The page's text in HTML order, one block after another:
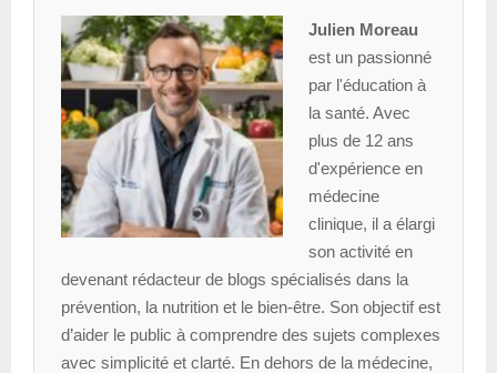
Julien Moreau
est un passionné
par l'éducation à
la santé. Avec
plus de 12 ans
d'expérience en
médecine
clinique, il a élargi
son activité en
devenant rédacteur de blogs spécialisés dans la
prévention, la nutrition et le bien-être. Son objectif est
d’aider le public à comprendre des sujets complexes
avec simplicité et clarté. En dehors de la médecine,